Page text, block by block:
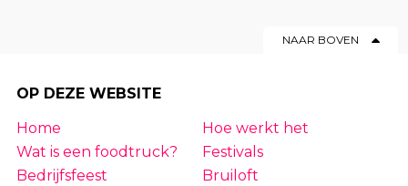
NAAR BOVEN
OP DEZE WEBSITE
Home
Hoe werkt het
Wat is een foodtruck?
Festivals
Bedrijfsfeest
Bruiloft